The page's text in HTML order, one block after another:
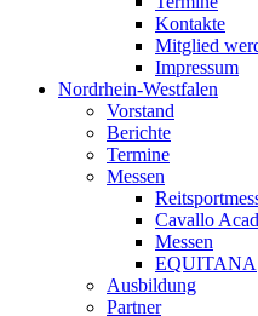
Kontakte
Mitglied
Impressum
Nordrhein-Westfalen
Vorstand
Berichte
Termine
Messen
Cavallo
Messen
EQUITANA
Ausbildung
Partner